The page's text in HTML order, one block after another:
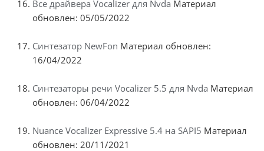
Все драйвера Vocalizer для Nvda Материал
обновлен: 05/05/2022
Синтезатор NewFon Материал обновлен:
16/04/2022
Синтезаторы речи Vocalizer 5.5 для Nvda Материал
обновлен: 06/04/2022
Nuance Vocalizer Expressive 5.4 на SAPI5 Материал
обновлен: 20/11/2021